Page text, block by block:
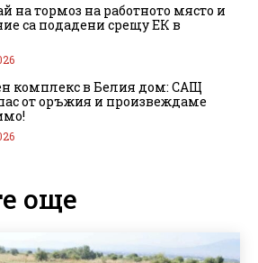
на тормоз на работното място и
са подадени срещу ЕК в
комплекс в Белия дом: САЩ
от оръжия и произвеждаме
още